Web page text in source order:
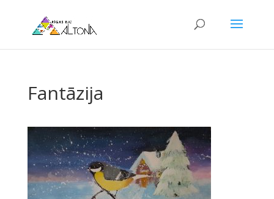
Fantāzija